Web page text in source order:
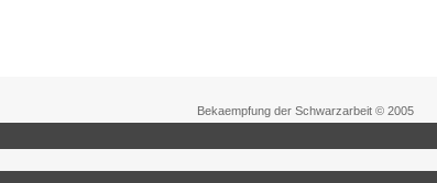
Bekaempfung der Schwarzarbeit © 2005